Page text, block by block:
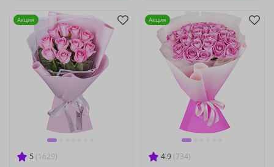
5 (1629)
Акция
4.9 (734)
Акция